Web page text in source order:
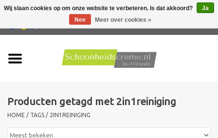
Producten
Huidproblemen
Producten getagd met 2in1reiniging
HOME / TAGS / 2IN1REINIGING
Wij slaan cookies op om onze website te verbeteren. Is dat akkoord?
Ja
Nee
Meer over cookies »